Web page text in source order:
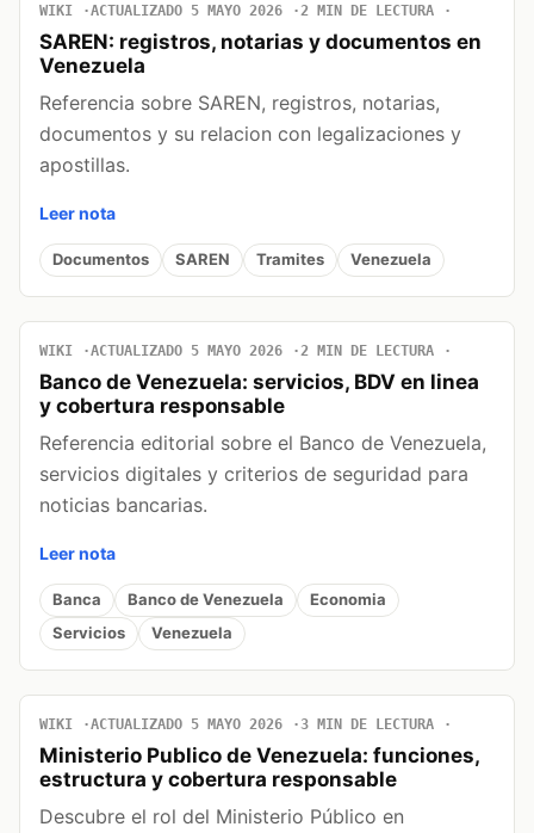
WIKI ACTUALIZADO 5 MAYO 2026 2 MIN DE LECTURA
SAREN: registros, notarias y documentos en
Venezuela
Referencia sobre SAREN, registros, notarias,
documentos y su relacion con legalizaciones y
apostillas.
Leer nota
Documentos SAREN Tramites Venezuela
WIKI ACTUALIZADO 5 MAYO 2026 2 MIN DE LECTURA
Banco de Venezuela: servicios, BDV en linea
y cobertura responsable
Referencia editorial sobre el Banco de Venezuela,
servicios digitales y criterios de seguridad para
noticias bancarias.
Leer nota
Banca Banco de Venezuela
Economia
Servicios
Venezuela
WIKI ACTUALIZADO 5 MAYO 2026 3 MIN DE LECTURA
Ministerio Publico de Venezuela: funciones,
estructura y cobertura responsable
Descubre el rol del Ministerio Público en